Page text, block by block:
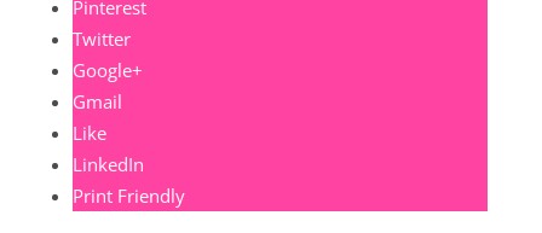
Pinterest
Twitter
Google+
Gmail
Like
LinkedIn
Print Friendly